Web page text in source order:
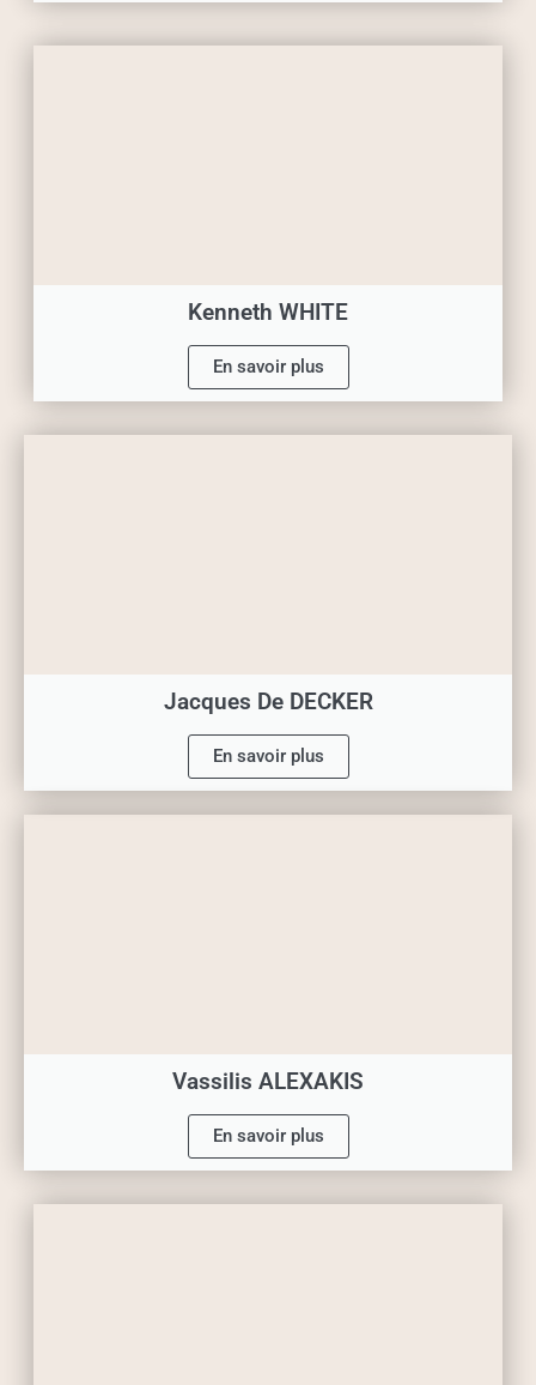
Kenneth WHITE
En savoir plus
Jacques De DECKER
En savoir plus
Vassilis ALEXAKIS
En savoir plus